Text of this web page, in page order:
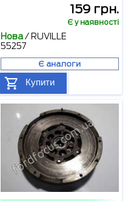
159 грн.
Є у наявності
Нова/ RUVILLE
55257
Є аналоги
Купити